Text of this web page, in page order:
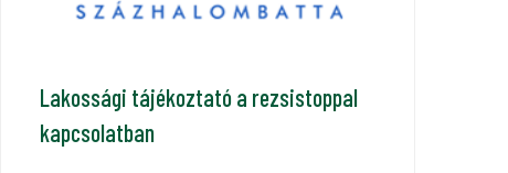
Lakossági tájékoztató a rezsistoppal
kapcsolatban